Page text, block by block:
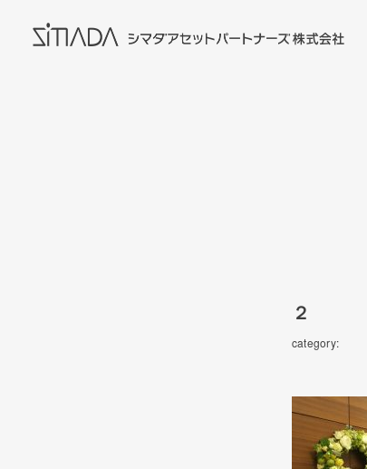
２
category: